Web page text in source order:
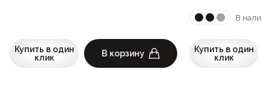
Купить в один
клик
В корзину
В
Купить в один
клик